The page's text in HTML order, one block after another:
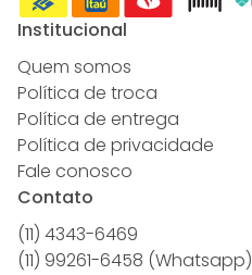
Institucional
Quem somos
Política de troca
Política de entrega
Política de privacidade
Fale conosco
Contato
(11) 4343-6469
(11) 99261-6458 (Whatsapp)